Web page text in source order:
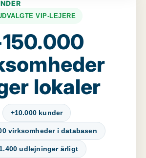
VIP-LEJERE
lokaler
+10.000 kunder
virksomheder i databasen
udlejninger årligt